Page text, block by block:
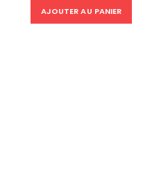
AJOUTER AU PANIER